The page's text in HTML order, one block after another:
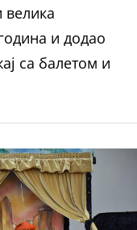
велика
и додао
са балетом и